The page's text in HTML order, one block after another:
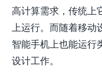
高计算需求，传统上
上运行。而随着移
智能手机上也能运行
设计工作。